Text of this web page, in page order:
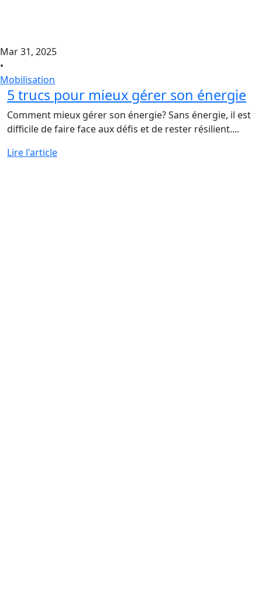
Mar 31, 2025
•
Mobilisation
5 trucs pour mieux gérer son énergie
Comment mieux gérer son énergie? Sans énergie, il est
difficile de faire face aux défis et de rester résilient....
Lire l'article